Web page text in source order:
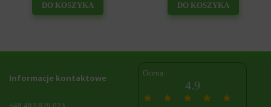
DO KOSZYKA DO KOSZYKA
Informacje kontaktowe Ocena:
4.9